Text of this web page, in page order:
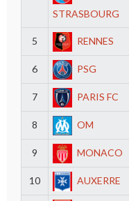
STRASBOURG
5 RENNES
6 PSG
7 PARIS FC
8 OM
9 MONACO
10 AUXERRE